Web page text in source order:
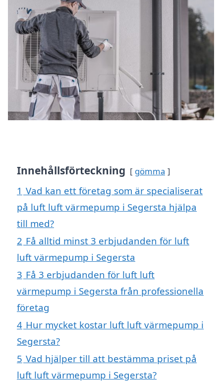
Innehållsförteckning gömma
1 Vad kan ett företag som är specialiserat
på luft luft värmepump i Segersta hjälpa
till med?
2 Få alltid minst 3 erbjudanden för luft
luft värmepump i Segersta
3 Få 3 erbjudanden för luft luft
värmepump i Segersta från professionella
företag
4 Hur mycket kostar luft luft värmepump i
Segersta?
5 Vad hjälper till att bestämma priset på
luft luft värmepump i Segersta?